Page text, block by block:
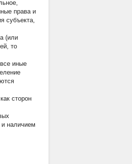
права и
субъекта,
(или
то
иные
сторон
наличием